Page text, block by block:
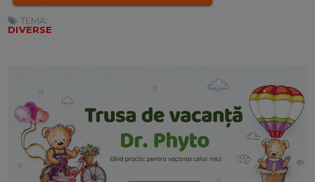
TEMA:
DIVERSE